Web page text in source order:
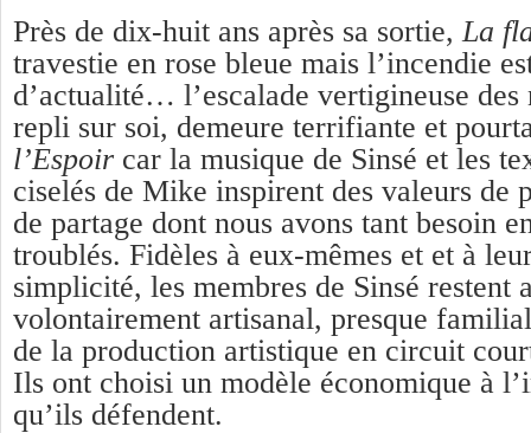
Près de dix-huit ans après sa sortie, La
travestie en rose bleue mais l’incendie
d’actualité… l’escalade vertigineuse des
repli sur soi, demeure terrifiante et
l’Espoir car la musique de Sinsé et les
ciselés de Mike inspirent des valeurs de
de partage dont nous avons tant besoin
troublés. Fidèles à eux-mêmes et et à
simplicité, les membres de Sinsé restent
volontairement artisanal, presque
de la production artistique en circuit
Ils ont choisi un modèle économique à
qu’ils défendent.